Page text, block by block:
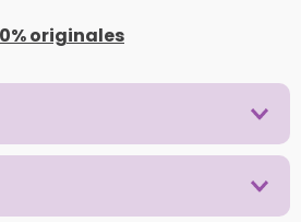
originales